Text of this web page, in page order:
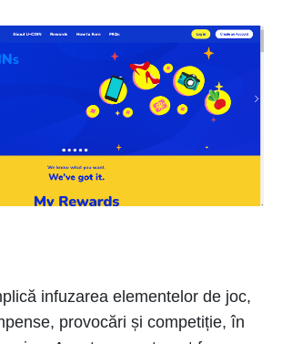
infuzarea elementelor de joc,
provocări și competiție, în